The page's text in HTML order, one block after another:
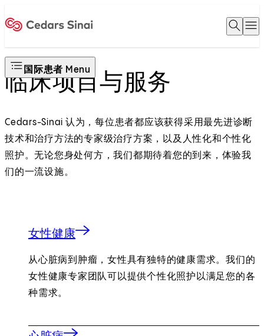
Open
国际患者 Menu
临床项目与服务
Cedars-Sinai 认为，每位患者都应该获得采用最先进诊断
技术和治疗方法的专家级治疗方案，以及人性化和个性化
照护。无论您身处何方，我们都期待着您的到来，体验我
们的一流设施。
女性健康
从心脏病到肿瘤，女性具有独特的健康需求。我们的
女性健康专家团队可以提供个性化照护以满足您的各
种需求。